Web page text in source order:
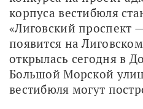
корпуса вестибюля
«Лиговский проспект
появится на
открылась сегодня в
Большой Морской
вестибюля могут